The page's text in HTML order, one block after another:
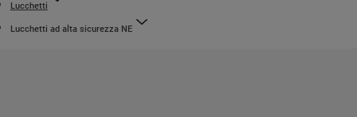
Lucchetti
Lucchetti ad alta sicurezza NE